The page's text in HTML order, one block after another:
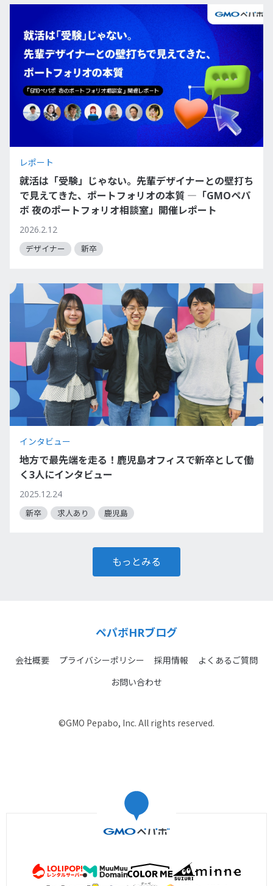
レポート
就活は「受験」じゃない。先輩デザイナーとの壁打ち
で見えてきた、ポートフォリオの本質 ―「GMOペパ
ボ 夜のポートフォリオ相談室」開催レポート
2026.2.12
デザイナー 新卒
インタビュー
地方で最先端を走る！鹿児島オフィスで新卒として働
く3人にインタビュー
2025.12.24
新卒 求人あり 鹿児島
もっとみる
ペパボHRブログ
会社概要 プライバシーポリシー 採用情報
よくあるご質問
お問い合わせ
©GMO Pepabo, Inc. All rights reserved.